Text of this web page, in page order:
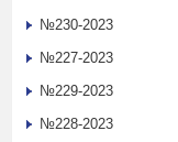
№230-2023
№227-2023
№229-2023
№228-2023